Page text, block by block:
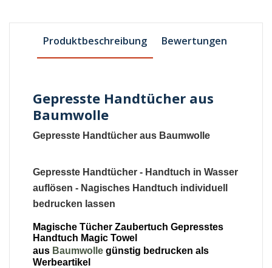
Produktbeschreibung Bewertungen
Gepresste Handtücher aus
Baumwolle
Gepresste Handtücher aus Baumwolle
Gepresste Handtücher - Handtuch in Wasser
auflösen - Nagisches Handtuch individuell
bedrucken lassen
Magische Tücher Zaubertuch Gepresstes
Handtuch Magic Towel
aus Baumwolle günstig bedrucken als
Werbeartikel